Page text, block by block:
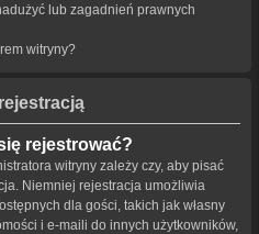
lub zagadnień prawnych
witryny?
rejestrować?
witryny zależy czy, aby pisać
Niemniej rejestracja umożliwia
dla gości, takich jak własny
i e-maili do innych użytkowników,